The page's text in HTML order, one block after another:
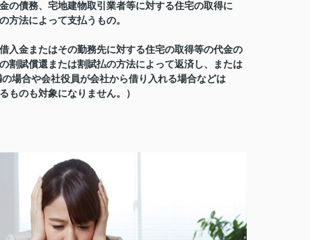
の債務、宅地建物取引業者等に対する住宅の取得に
方法によって支払うもの。
入金またはその勤務先に対する住宅の取得等の代金の
割賦償還または割賦払の方法によって返済し、または
場合や会社役員が会社から借り入れる場合などは
ものも対象になりません。）